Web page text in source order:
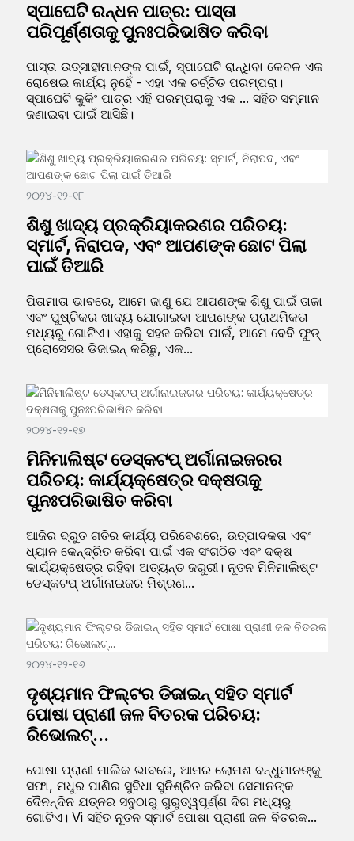
ସ୍ପାଘେଟି ରନ୍ଧନ ପାତ୍ର: ପାସ୍ତା
ପରିପୂର୍ଣ୍ଣତାକୁ ପୁନଃପରିଭାଷିତ କରିବା
ପାସ୍ତା ଉତ୍ସାହୀମାନଙ୍କ ପାଇଁ, ସ୍ପାଘେଟି ରାନ୍ଧିବା କେବଳ ଏକ
ରୋଷେଇ କାର୍ଯ୍ୟ ନୁହେଁ - ଏହା ଏକ ଚର୍ଚ୍ଚିତ ପରମ୍ପରା।
ସ୍ପାଘେଟି କୁକିଂ ପାତ୍ର ଏହି ପରମ୍ପରାକୁ ଏକ ... ସହିତ ସମ୍ମାନ
ଜଣାଇବା ପାଇଁ ଆସିଛି।
୨୦୨୪-୧୨-୧୮
ଶିଶୁ ଖାଦ୍ୟ ପ୍ରକ୍ରିୟାକରଣର ପରିଚୟ:
ସ୍ମାର୍ଟ, ନିରାପଦ, ଏବଂ ଆପଣଙ୍କ ଛୋଟ ପିଲା
ପାଇଁ ତିଆରି
ପିତାମାତା ଭାବରେ, ଆମେ ଜାଣୁ ଯେ ଆପଣଙ୍କ ଶିଶୁ ପାଇଁ ତାଜା
ଏବଂ ପୁଷ୍ଟିକର ଖାଦ୍ୟ ଯୋଗାଇବା ଆପଣଙ୍କ ପ୍ରାଥମିକତା
ମଧ୍ୟରୁ ଗୋଟିଏ। ଏହାକୁ ସହଜ କରିବା ପାଇଁ, ଆମେ ବେବି ଫୁଡ୍
ପ୍ରୋସେସର ଡିଜାଇନ୍ କରିଛୁ, ଏକ...
୨୦୨୪-୧୨-୧୭
ମିନିମାଲିଷ୍ଟ ଡେସ୍କଟପ୍ ଅର୍ଗାନାଇଜରର
ପରିଚୟ: କାର୍ଯ୍ୟକ୍ଷେତ୍ର ଦକ୍ଷତାକୁ
ପୁନଃପରିଭାଷିତ କରିବା
ଆଜିର ଦ୍ରୁତ ଗତିର କାର୍ଯ୍ୟ ପରିବେଶରେ, ଉତ୍ପାଦକତା ଏବଂ
ଧ୍ୟାନ କେନ୍ଦ୍ରିତ କରିବା ପାଇଁ ଏକ ସଂଗଠିତ ଏବଂ ଦକ୍ଷ
କାର୍ଯ୍ୟକ୍ଷେତ୍ର ରହିବା ଅତ୍ୟନ୍ତ ଜରୁରୀ। ନୂତନ ମିନିମାଲିଷ୍ଟ
ଡେସ୍କଟପ୍ ଅର୍ଗାନାଇଜର ମିଶ୍ରଣ...
୨୦୨୪-୧୨-୧୬
ଦୃଶ୍ୟମାନ ଫିଲ୍ଟର ଡିଜାଇନ୍ ସହିତ ସ୍ମାର୍ଟ
ପୋଷା ପ୍ରାଣୀ ଜଳ ବିତରକ ପରିଚୟ:
ରିଭୋଲଟ୍...
ପୋଷା ପ୍ରାଣୀ ମାଲିକ ଭାବରେ, ଆମର ଲୋମଶ ବନ୍ଧୁମାନଙ୍କୁ
ସଫା, ମଧୁର ପାଣିର ସୁବିଧା ସୁନିଶ୍ଚିତ କରିବା ସେମାନଙ୍କ
ଦୈନନ୍ଦିନ ଯତ୍ନର ସବୁଠାରୁ ଗୁରୁତ୍ୱପୂର୍ଣ୍ଣ ଦିଗ ମଧ୍ୟରୁ
ଗୋଟିଏ। Vi ସହିତ ନୂତନ ସ୍ମାର୍ଟ ପୋଷା ପ୍ରାଣୀ ଜଳ ବିତରକ...